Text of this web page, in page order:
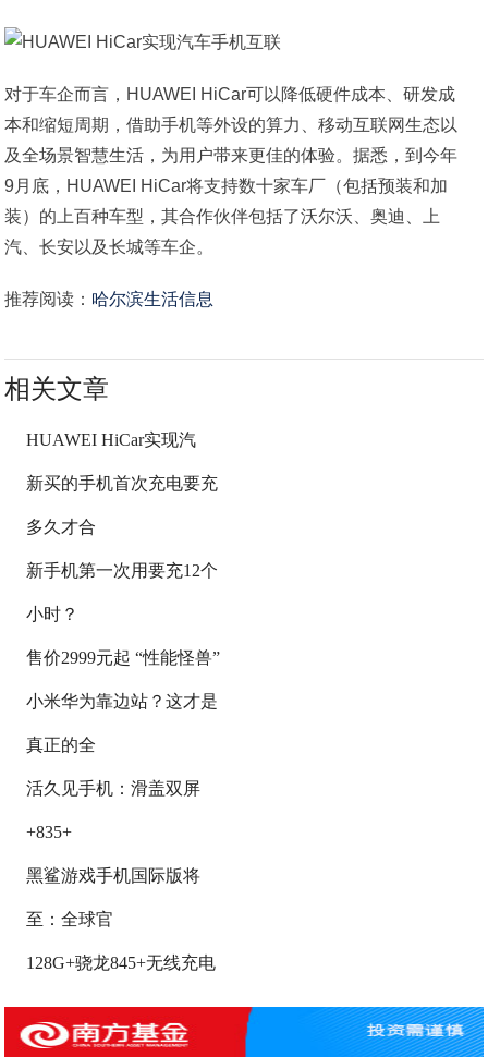
对于车企而言，HUAWEI HiCar可以降低硬件成本、研发成
本和缩短周期，借助手机等外设的算力、移动互联网生态以
及全场景智慧生活，为用户带来更佳的体验。据悉，到今年
9月底，HUAWEI HiCar将支持数十家车厂（包括预装和加
装）的上百种车型，其合作伙伴包括了沃尔沃、奥迪、上
汽、长安以及长城等车企。
推荐阅读： 哈尔滨生活信息
相关文章
HUAWEI HiCar实现汽
新买的手机首次充电要充
多久才合
新手机第一次用要充12个
小时？
售价2999元起 “性能怪兽”
小米华为靠边站？这才是
真正的全
活久见手机：滑盖双屏
+835+
黑鲨游戏手机国际版将
至：全球官
128G+骁龙845+无线充电